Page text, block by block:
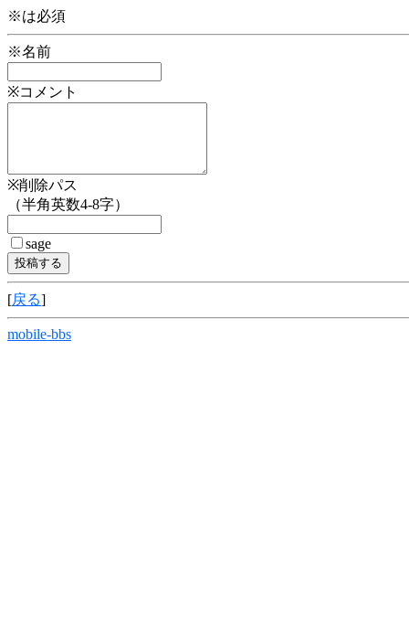
※は必須
※名前
※コメント
※削除パス
（半角英数4-8字）
sage
[戻る]
mobile-bbs